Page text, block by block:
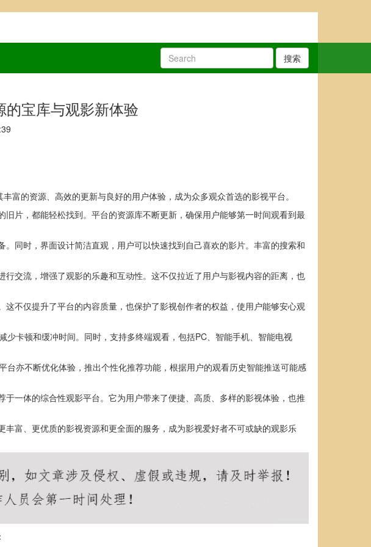
搜索
宝库与观影新体验
富的资源、高效的更新与良好的用户体验，成为众多观众首选的影视平台。
片，都能轻松找到。平台的资源库不断更新，确保用户能够第一时间观看到最
同时，界面设计简洁直观，用户可以快速找到自己喜欢的影片。丰富的搜索和
交流，增强了观影的乐趣和互动性。这不仅拉近了用户与影视内容的距离，也
不仅提升了平台的内容质量，也保护了影视创作者的权益，使用户能够安心观
卡顿和缓冲时间。同时，支持多终端观看，包括PC、智能手机、智能电视
亦不断优化体验，推出个性化推荐功能，根据用户的观看历史智能推送可能感
一体的综合性观影平台。它为用户带来了便捷、高质、多样的影视体验，也推
富、更优质的影视资源和更全面的服务，成为影视爱好者不可或缺的观影乐